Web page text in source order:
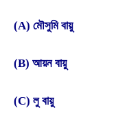
(A) মৌসুমি বায়ু
(B) আয়ন বায়ু
(C) লু বায়ু